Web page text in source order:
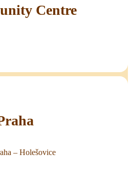
Centre
– Holešovice